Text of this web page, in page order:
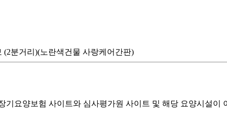
(2분거리)(노란색건물 사랑케어간판)
요양보험 사이트와 심사평가원 사이트 및 해당 요양시설